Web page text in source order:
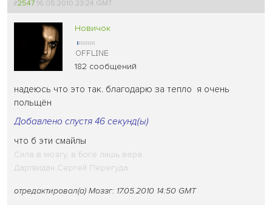
#2547 16.05.2010 23:24 GMT
Новичок
182 сообщений
надеюсь что это так. благодарю за тепло я очень
польщён
Добавлено спустя 46 секунд(ы)
что б эти смайлы
Сила в мозгу, в Боге лишь вера.
Дартвидан Сергей Перегуда
отредактировал(а) Моззг: 17.05.2010 14:50 GMT